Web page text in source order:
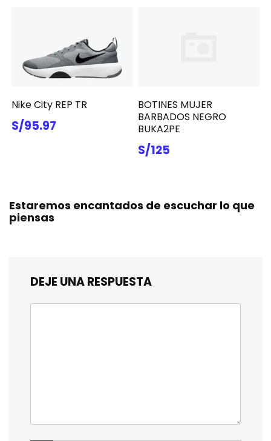
Nike City REP TR
S/95.97
BOTINES MUJER
BARBADOS NEGRO
BUKA2PE
S/125
Estaremos encantados de escuchar lo que
piensas
DEJE UNA RESPUESTA